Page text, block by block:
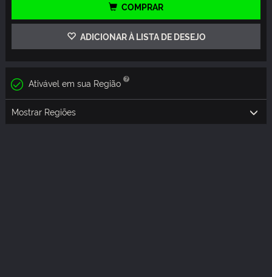
COMPRAR
ADICIONAR À LISTA DE DESEJO
Ativável em sua Região
Mostrar Regiões